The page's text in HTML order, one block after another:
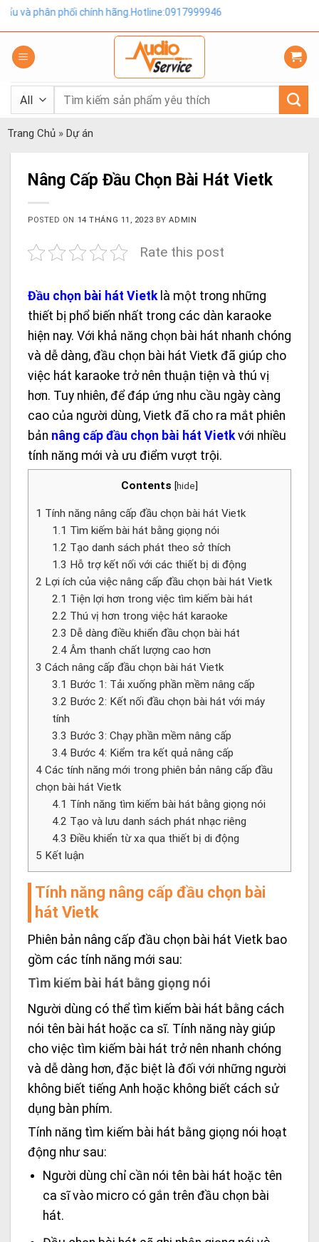
Skip
content
phối chính hãng.Hotline:0917999946
kiếm:
Trang Chủ» Dự án
Nâng Cấp Đầu Chọn Bài Hát Vietk
POSTED ON 14 THÁNG 11, 2023 BYADMIN
Rate this post
Đầu chọn bài hát Vietklà một trong những
thiết bị phổ biến nhất trong các dàn karaoke
hiện nay. Với khả năng chọn bài hát nhanh chóng
và dễ dàng, đầu chọn bài hát Vietk đã giúp cho
việc hát karaoke trở nên thuận tiện và thú vị
hơn. Tuy nhiên, để đáp ứng nhu cầu ngày càng
cao của người dùng, Vietk đã cho ra mắt phiên
bản nâng cấp đầu chọn bài hát Vietkvới nhiều
tính năng mới và ưu điểm vượt trội.
Contents [hide]
1 Tính năng nâng cấp đầu chọn bài hát Vietk
1.1 Tìm kiếm bài hát bằng giọng nói
1.2 Tạo danh sách phát theo sở thích
1.3 Hỗ trợ kết nối với các thiết bị di động
2 Lợi ích của việc nâng cấp đầu chọn bài hát Vietk
2.1 Tiện lợi hơn trong việc tìm kiếm bài hát
2.2 Thú vị hơn trong việc hát karaoke
2.3 Dễ dàng điều khiển đầu chọn bài hát
2.4Âm thanh chất lượng cao hơn
3 Cách nâng cấp đầu chọn bài hát Vietk
3.1 Bước 1: Tải xuống phần mềm nâng cấp
3.2 Bước 2: Kết nối đầu chọn bài hát với máy
tính
3.3 Bước 3: Chạy phần mềm nâng cấp
3.4Bước 4: Kiểm tra kết quả nâng cấp
4 Các tính năng mới trong phiên bản nâng cấp đầu
chọn bài hát Vietk
4.1 Tính năng tìm kiếm bài hát bằng giọng nói
4.2 Tạo và lưu danh sách phát nhạc riêng
4.3 Điều khiển từ xa qua thiết bị di động
5 Kết luận
Tính năng nâng cấp đầu chọn bài
hát Vietk
Phiên bản nâng cấp đầu chọn bài hát Vietk bao
gồm các tính năng mới sau:
Tìm kiếm bài hát bằng giọng nói
Người dùng có thể tìm kiếm bài hát bằng cách
nói tên bài hát hoặc ca sĩ. Tính năng này giúp
cho việc tìm kiếm bài hát trở nên nhanh chóng
và dễ dàng hơn, đặc biệt là đối với những người
không biết tiếng Anh hoặc không biết cách sử
dụng bàn phím.
Tính năng tìm kiếm bài hát bằng giọng nói hoạt
động như sau:
Người dùng chỉ cần nói tên bài hát hoặc tên
ca sĩ vào micro có gắn trên đầu chọn bài
hát.